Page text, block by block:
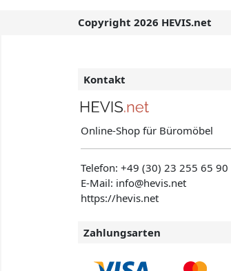
Copyright 2026 HEVIS.net
Kontakt
Online-Shop für Büromöbel
Telefon:+49 (30) 23 255 65 90
E-Mail: info@hevis.net
https://hevis.net
Zahlungsarten